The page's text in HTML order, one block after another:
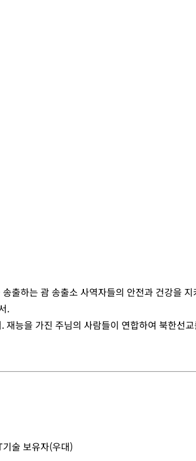
출하는 괌 송출소 사역자들의 안전과 건강을
.
능을 가진 주님의 사람들이 연합하여 북한선
술 보유자(우대)